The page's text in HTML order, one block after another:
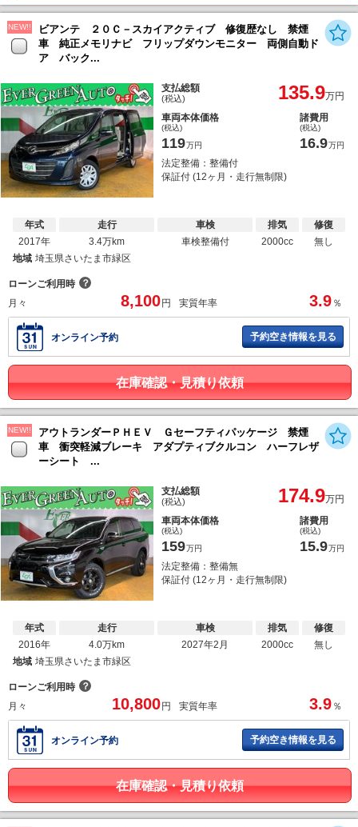
NEW!!
ビアンテ ２０Ｃ－スカイアクティブ 修復歴なし 禁煙
車 純正メモリナビ フリップダウンモニター 両側自動ド
ア バック...
支払総額
(税込) 135.9万円
車両本体価格
(税込)
119万円
諸費用
(税込)
16.9万円
法定整備：整備付
保証付 (12ヶ月・走行無制限)
年式
2017年
走行
3.4万km
車検
車検整備付
排気
2000cc
修復
無し
地域 埼玉県さいたま市緑区
ローンご利用時 ？
月々
8,100円 実質年率 3.9 ％
オンライン予約 予約空き情報を見る
在庫確認・見積り依頼
NEW!!
アウトランダーＰＨＥＶ Ｇセーフティパッケージ 禁煙
車 衝突軽減ブレーキ アダプティブクルコン ハーフレザ
ーシート ...
支払総額
(税込) 174.9万円
車両本体価格
(税込)
159万円
諸費用
(税込)
15.9万円
法定整備：整備無
保証付 (12ヶ月・走行無制限)
年式
2016年
走行
4.0万km
車検
2027年2月
排気
2000cc
修復
無し
地域 埼玉県さいたま市緑区
ローンご利用時 ？
月々
10,800円 実質年率 3.9 ％
オンライン予約 予約空き情報を見る
在庫確認・見積り依頼